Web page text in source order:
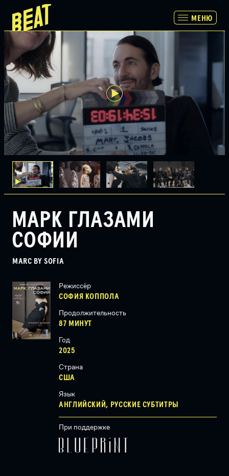
МЕНЮ
МЕНЮ
ПРОГРАММА
РАСПИСАНИЕ И БИЛЕТЫ
ПАРТНЕРАМ
О НАС
МАРК ГЛАЗАМИ
СОФИИ
MARC BY SOFIA
Режиссёр
СОФИЯ КОППОЛА
Продолжительность
87 МИНУТ
Год
2025
Страна
США
Язык
АНГЛИЙСКИЙ, РУССКИЕ СУБТИТРЫ
При поддержке